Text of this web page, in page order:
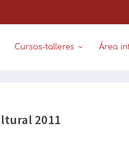
Cursos-talleres Área
2011